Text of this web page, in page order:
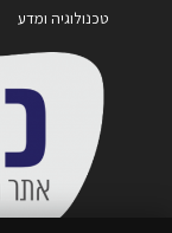
טכנולוגיה ומדע